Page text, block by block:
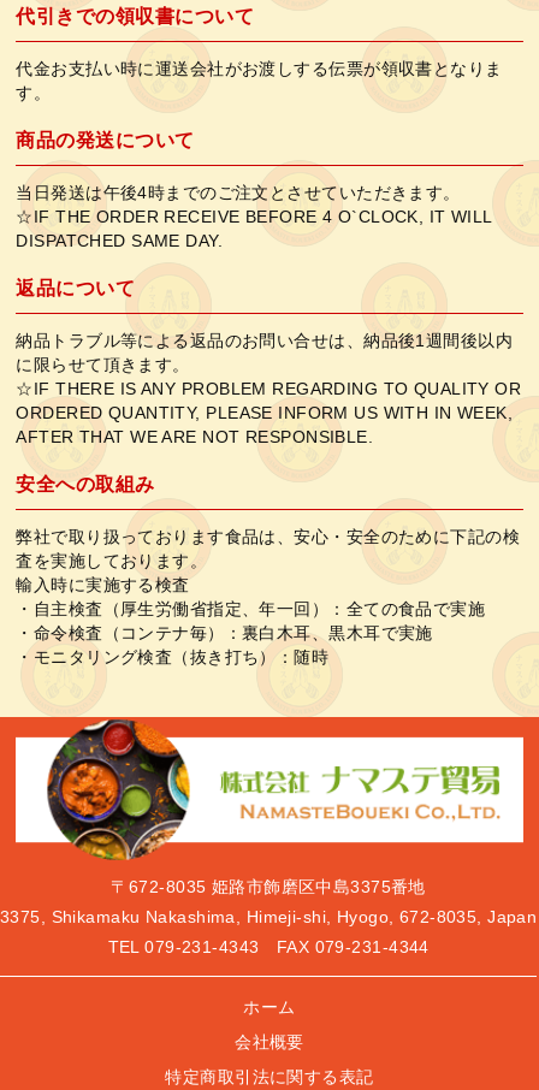
代引きでの領収書について
代金お支払い時に運送会社がお渡しする伝票が領収書となりま
す。
商品の発送について
当日発送は午後4時までのご注文とさせていただきます。
☆IF THE ORDER RECEIVE BEFORE 4 O`CLOCK, IT WILL
DISPATCHED SAME DAY.
返品について
納品トラブル等による返品のお問い合せは、納品後1週間後以内
に限らせて頂きます。
☆IF THERE IS ANY PROBLEM REGARDING TO QUALITY OR
ORDERED QUANTITY, PLEASE INFORM US WITH IN WEEK,
AFTER THAT WE ARE NOT RESPONSIBLE.
安全への取組み
弊社で取り扱っております食品は、安心・安全のために下記の検
査を実施しております。
輸入時に実施する検査
・自主検査（厚生労働省指定、年一回）：全ての食品で実施
・命令検査（コンテナ毎）：裏白木耳、黒木耳で実施
・モニタリング検査（抜き打ち）：随時
〒672-8035 姫路市飾磨区中島3375番地
3375, Shikamaku Nakashima, Himeji-shi, Hyogo, 672-8035, Japan
TEL079-231-4343 FAX 079-231-4344
ホーム
会社概要
特定商取引法に関する表記